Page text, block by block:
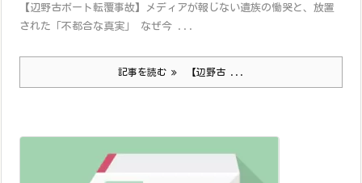
【辺野古ボート転覆事故】メディアが報じない遺族の慟哭と、放置
された「不都合な真実」 なぜ今 ...
記事を読む 【辺野古 ...